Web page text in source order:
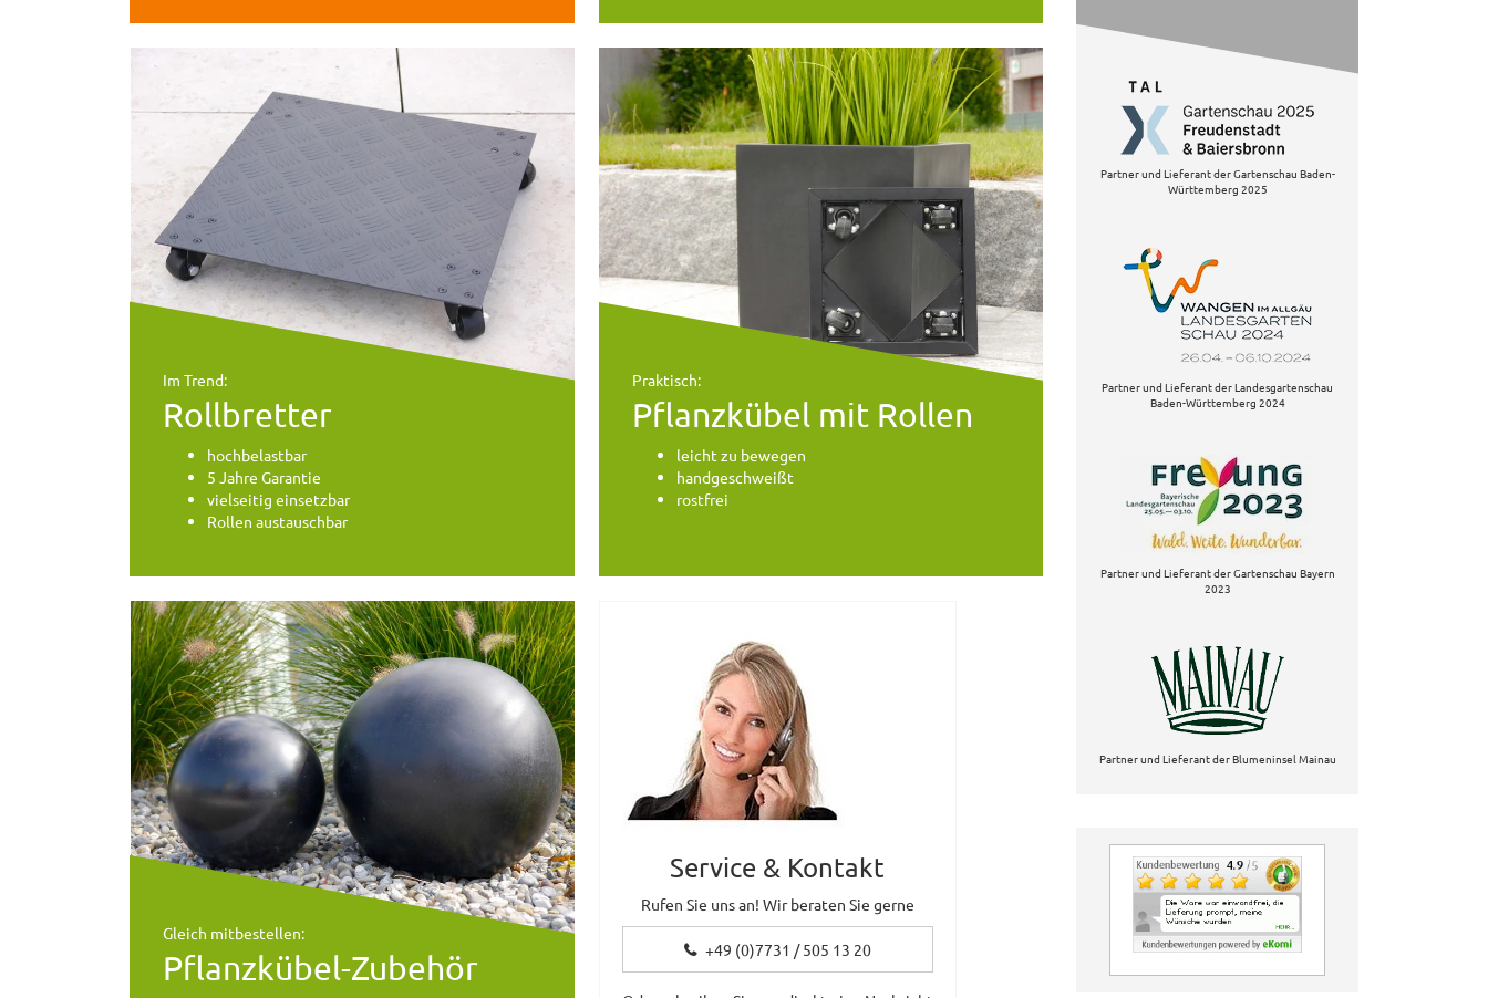
Im Trend:
Rollbretter
hochbelastbar
5 Jahre Garantie
vielseitig einsetzbar
Rollen austauschbar
Praktisch:
Pflanzkübel mit Rollen
leicht zu bewegen
handgeschweißt
rostfrei
Gleich mitbestellen:
Pflanzkübel-Zubehör
Service & Kontakt
Rufen Sie uns an! Wir beraten Sie gerne
+49 (0)7731 / 505 13 20
Partner und Lieferant der Gartenschau Baden-
Württemberg 2025
Partner und Lieferant der Landesgartenschau
Baden-Württemberg 2024
Partner und Lieferant der Gartenschau Bayern
2023
Partner und Lieferant der Blumeninsel Mainau